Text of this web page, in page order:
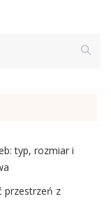
typ, rozmiar i
przestrzeń z